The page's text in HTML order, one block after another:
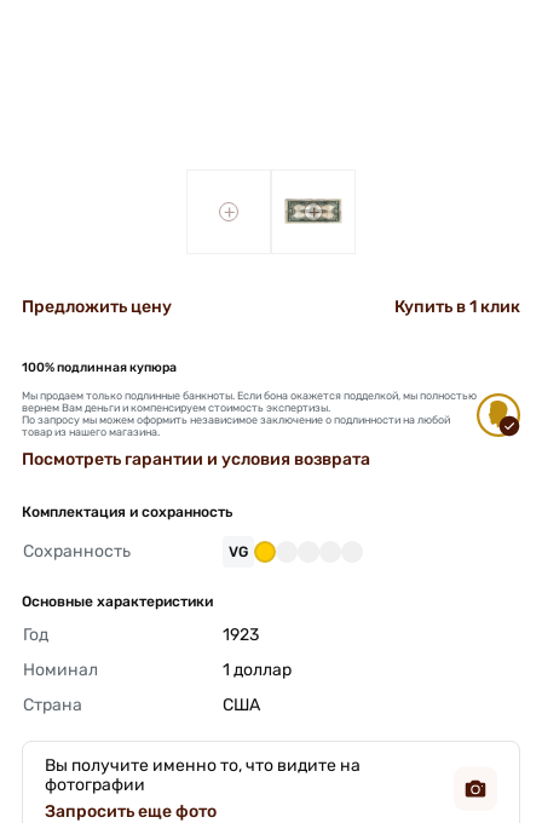
+ +
Предложить цену Купить в 1 клик
100% подлинная купюра
Мы продаем только подлинные банкноты. Если бона окажется подделкой, мы полностью
вернем Вам деньги и компенсируем стоимость экспертизы.
По запросу мы можем оформить независимое заключение о подлинности на любой
товар из нашего магазина.
Посмотреть гарантии и условия возврата
Комплектация и сохранность
Сохранность VG
Основные характеристики
Год
1923
Номинал
1 доллар
Страна
США
Вы получите именно то, что видите на
фотографии
Запросить еще фото